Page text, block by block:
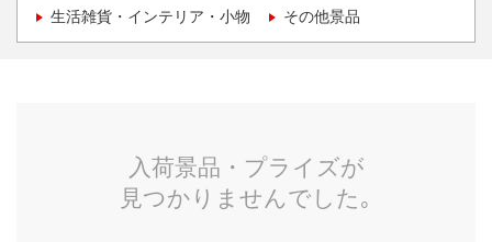
生活雑貨・インテリア・小物 その他景品